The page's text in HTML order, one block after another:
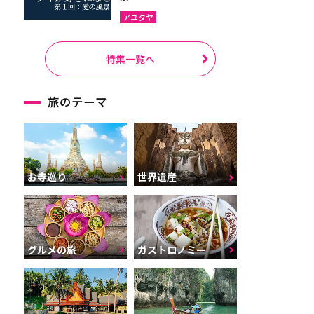
アユタヤ
特集一覧へ
旅のテーマ
お寺巡り 世界遺産
グルメの旅 ガストロノミー